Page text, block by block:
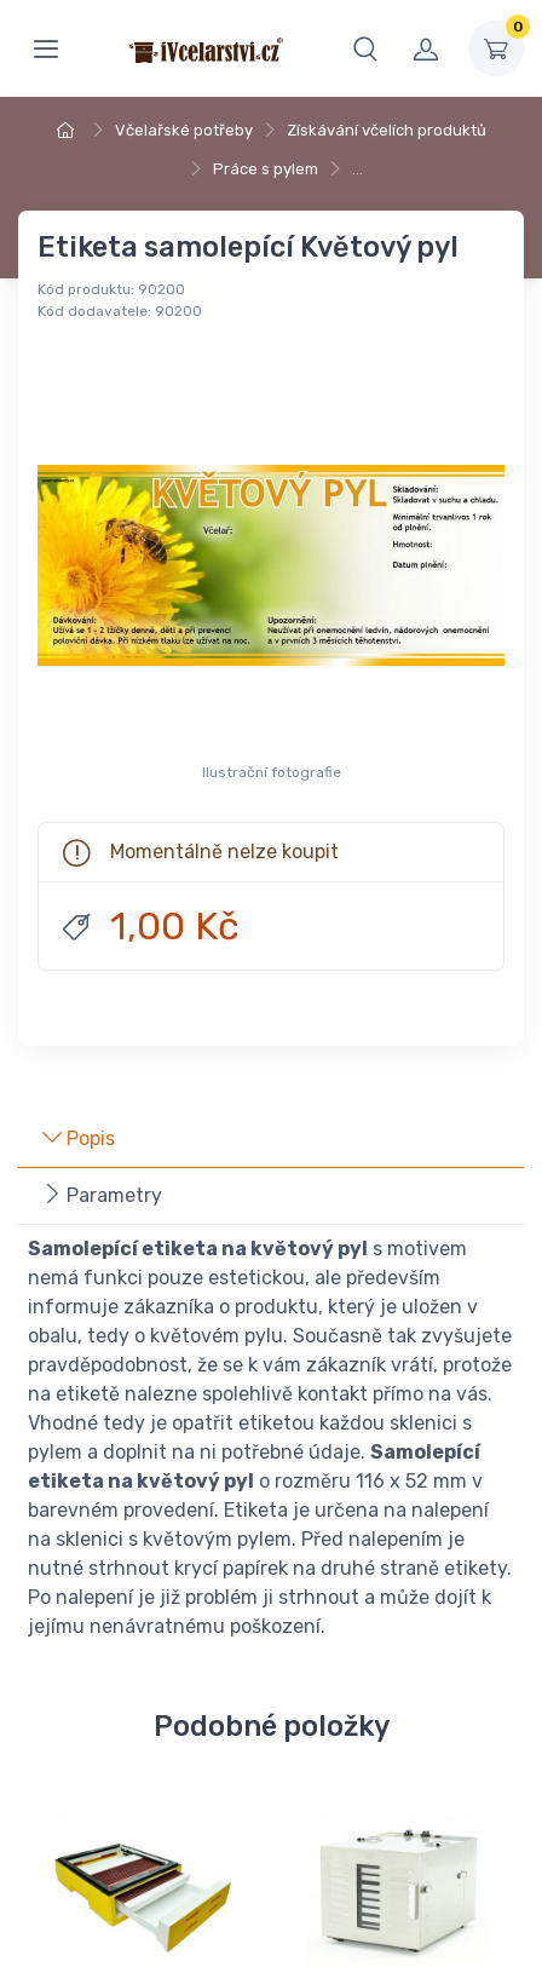
0
Včelařské potřeby Získávání včelích produktů
Práce s pylem …
Etiketa samolepící Květový pyl
Kód produktu: 90200
Kód dodavatele: 90200
Ilustrační fotografie
Momentálně nelze koupit
1,00 Kč
Popis
Parametry
Samolepící etiketa na květový pyl s motivem
nemá funkci pouze estetickou, ale především
informuje zákazníka o produktu, který je uložen v
obalu, tedy o květovém pylu. Současně tak zvyšujete
pravděpodobnost, že se k vám zákazník vrátí, protože
na etiketě nalezne spolehlivě kontakt přímo na vás.
Vhodné tedy je opatřit etiketou každou sklenici s
pylem a doplnit na ni potřebné údaje. Samolepící
etiketa na květový pyl o rozměru 116 x 52 mm v
barevném provedení. Etiketa je určena na nalepení
na sklenici s květovým pylem. Před nalepením je
nutné strhnout krycí papírek na druhé straně etikety.
Po nalepení je již problém ji strhnout a může dojít k
jejímu nenávratnému poškození.
Podobné položky